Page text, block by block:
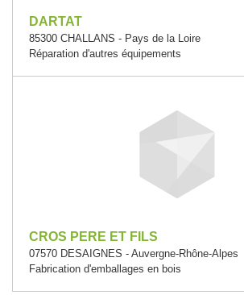
DARTAT
85300 CHALLANS - Pays de la Loire
Réparation d'autres équipements
CROS PERE ET FILS
07570 DESAIGNES - Auvergne-Rhône-Alpes
Fabrication d'emballages en bois